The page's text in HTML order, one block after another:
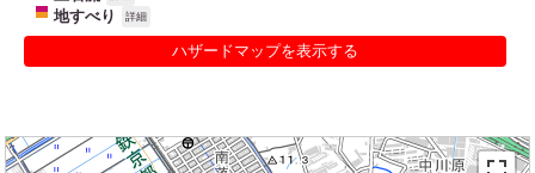
地すべり 詳細
ハザードマップを表示する